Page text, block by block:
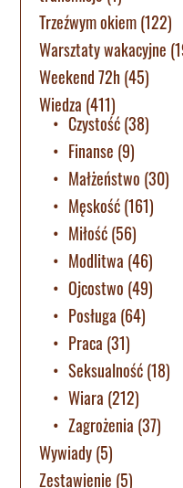
Trzeźwym okiem(122)
Warsztaty wakacyjne
Weekend 72h(45)
Wiedza (411)
Czystość(38)
Finanse (9)
Małżeństwo (30)
Męskość(161)
Miłość(56)
Modlitwa (46)
Ojcostwo (49)
Posługa (64)
Praca (31)
Seksualność(18)
Wiara (212)
Zagrożenia (37)
Wywiady(5)
Zestawienie (5)